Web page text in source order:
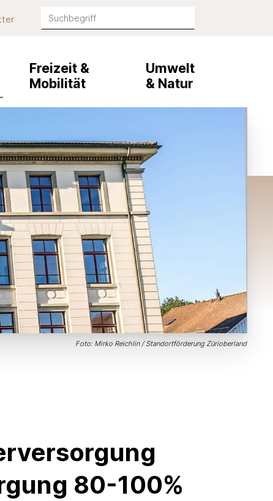
Suchbegriff
Freizeit &
Mobilität
Umwelt
& Natur
Foto: Mirko Reichlin / Standortförderung Zürioberland
80-100%